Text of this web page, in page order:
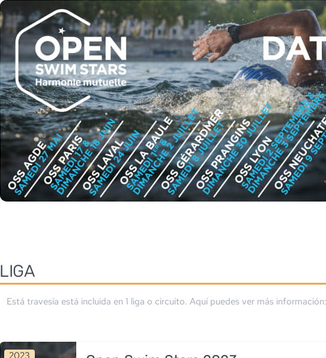
LIGA
Está travesía está incluida en 1 liga o circuito. Aquí puedes ver más información:
2023